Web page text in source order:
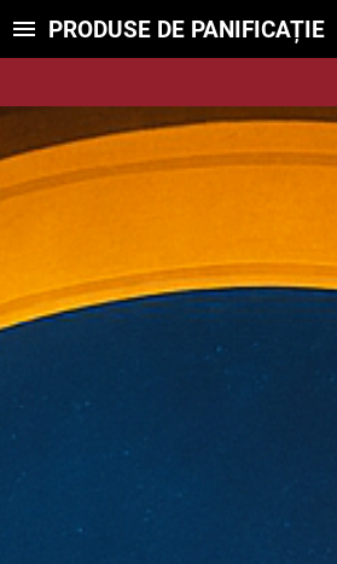
PRODUSE DE PANIFICAȚIE